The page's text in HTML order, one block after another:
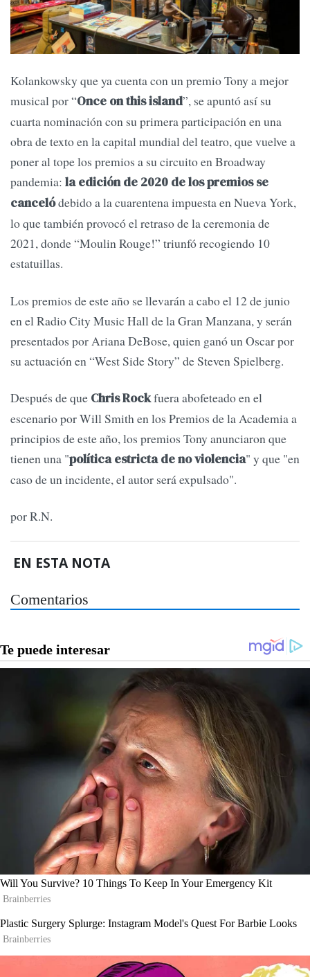
Kolankowsky que ya cuenta con un premio Tony a mejor
musical por “Once on this island”, se apuntó así su
cuarta nominación con su primera participación en una
obra de texto en la capital mundial del teatro, que vuelve a
poner al tope los premios a su circuito en Broadway
pandemia: la edición de 2020 de los premios se
cancelódebido a la cuarentena impuesta en Nueva York,
lo que también provocó el retraso de la ceremonia de
2021, donde “Moulin Rouge!” triunfó recogiendo 10
estatuillas.
Los premios de este año se llevarán a cabo el 12 de junio
en el Radio City Music Hall de la Gran Manzana, y serán
presentados por Ariana DeBose, quien ganó un Oscar por
su actuación en “West Side Story” de Steven Spielberg.
Después de que Chris Rockfuera abofeteado en el
escenario por Will Smith en los Premios de la Academia a
principios de este año, los premios Tony anunciaron que
tienen una "política estricta de no violencia" y que "en
caso de un incidente, el autor será expulsado".
por R.N.
EN ESTA NOTA
Comentarios